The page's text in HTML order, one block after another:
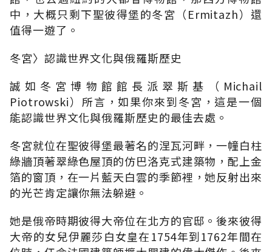
中，大概只剩下聖彼得堡的冬宮（Ermitazh）還
值得一遊了。
冬宮〉認識世界文化與俄羅斯歷史
誠如冬宮博物館館長派翠斯基（Michail
Piotrowski）所言，如果你來到冬宮，這是一個
能認識世界文化與俄羅斯歷史的最佳去處。
冬宮就位在聖彼得堡最著名的涅瓦河畔，一幢白柱
綠牆頂著翠綠色屋頂的仿巴洛克式建築物，配上金
箔的窗頂，在一片藍天白雲的季節裡，她反射出來
的光芒肯定讓你無法躲避。
她是俄帝時期彼得大帝位在北方的官邸。後來彼得
大帝的女兒伊麗莎白女皇在1754年到1762年間在